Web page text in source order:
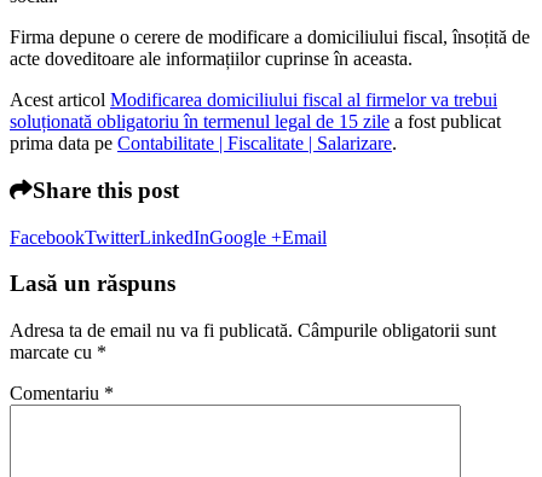
Firma depune o cerere de modificare a domiciliului fiscal, însoțită de
acte doveditoare ale informațiilor cuprinse în aceasta.
Acest articol Modificarea domiciliului fiscal al firmelor va trebui
soluționată obligatoriu în termenul legal de 15 zile a fost publicat
prima data pe Contabilitate | Fiscalitate | Salarizare.
Share this post
FacebookTwitterLinkedInGoogle +Email
Lasă un răspuns
Adresa ta de email nu va fi publicată. Câmpurile obligatorii sunt
marcate cu *
Comentariu *